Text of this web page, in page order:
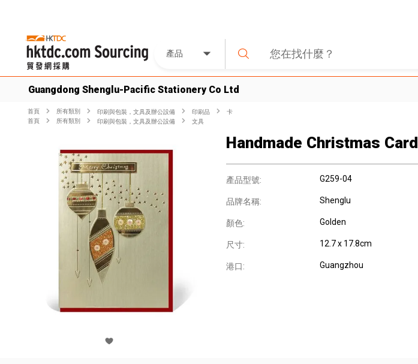
產品
Guangdong Shenglu-Pacific Stationery Co Ltd
首頁 所有類別 印刷與包裝，文具及辦公設備 印刷品
卡
首頁
所有類別 印刷與包裝，文具及辦公設備 文具
Handmade Christmas Card
產品型號: G259-04
品牌名稱: Shenglu
顏色: Golden
尺寸: 12.7 x 17.8cm
港口: Guangzhou